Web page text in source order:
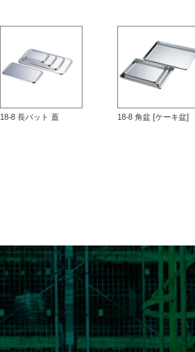
18-8 長バット 蓋 18-8 角盆 [ケーキ盆]